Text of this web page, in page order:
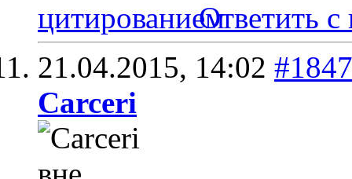
Ответить с
21.04.2015, 14:02 #1847
Carceri